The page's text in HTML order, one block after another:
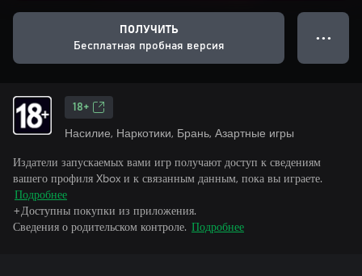
ПОЛУЧИТЬ
Бесплатная пробная версия
● ● ●
18+
Насилие, Наркотики, Брань, Азартные игры
Издатели запускаемых вами игр получают доступ к сведениям
вашего профиля Xbox и к связанным данным, пока вы играете.
Подробнее
+Доступны покупки из приложения.
Сведения о родительском контроле. Подробнее